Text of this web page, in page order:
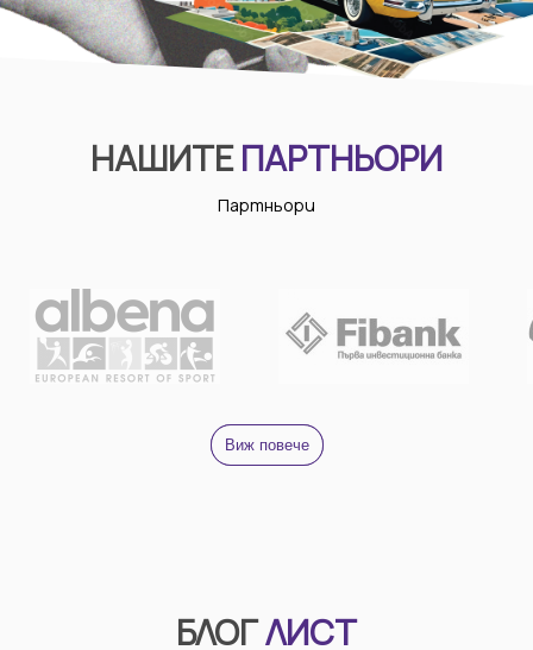
НАШИТЕ ПАРТНЬОРИ
Партньори
Виж повече
БЛОГЛИСТ